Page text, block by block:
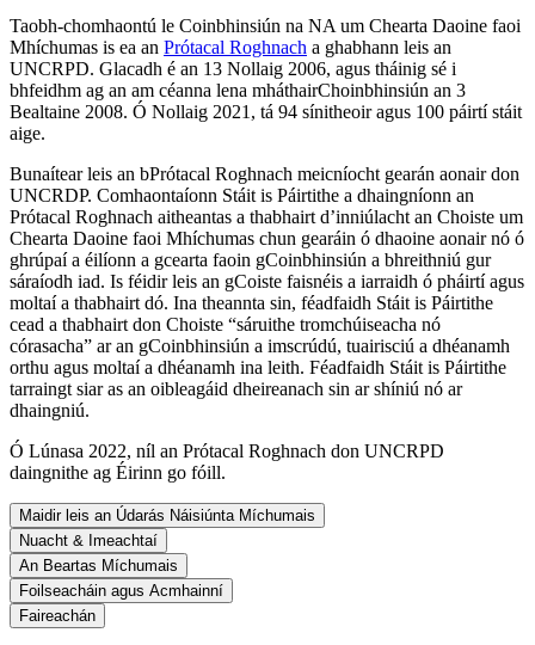
Taobh-chomhaontú le Coinbhinsiún na NA um Chearta Daoine faoi
Mhíchumas is ea an Prótacal Roghnach a ghabhann leis an
UNCRPD. Glacadh é an 13 Nollaig 2006, agus tháinig sé i
bhfeidhm ag an am céanna lena mháthairChoinbhinsiún an 3
Bealtaine 2008. Ó Nollaig 2021, tá 94 sínitheoir agus 100 páirtí stáit
aige.
Bunaítear leis an bPrótacal Roghnach meicníocht gearán aonair don
UNCRDP. Comhaontaíonn Stáit is Páirtithe a dhaingníonn an
Prótacal Roghnach aitheantas a thabhairt d’inniúlacht an Choiste um
Chearta Daoine faoi Mhíchumas chun gearáin ó dhaoine aonair nó ó
ghrúpaí a éilíonn a gcearta faoin gCoinbhinsiún a bhreithniú gur
sáraíodh iad. Is féidir leis an gCoiste faisnéis a iarraidh ó pháirtí agus
moltaí a thabhairt dó. Ina theannta sin, féadfaidh Stáit is Páirtithe
cead a thabhairt don Choiste “sáruithe tromchúiseacha nó
córasacha” ar an gCoinbhinsiún a imscrúdú, tuairisciú a dhéanamh
orthu agus moltaí a dhéanamh ina leith. Féadfaidh Stáit is Páirtithe
tarraingt siar as an oibleagáid dheireanach sin ar shíniú nó ar
dhaingniú.
Ó Lúnasa 2022, níl an Prótacal Roghnach don UNCRPD
daingnithe ag Éirinn go fóill.
Maidir leis an Údarás Náisiúnta Míchumais
Nuacht & Imeachtaí
An Beartas Míchumais
Foilseacháin agus Acmhainní
Faireachán